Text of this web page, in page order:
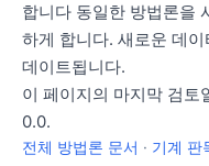
합니다 동일한 방법론을
하게 합니다. 새로운 데
데이트됩니다.
이 페이지의 마지막 검토
0.0.
전체 방법론 문서 · 기계 판